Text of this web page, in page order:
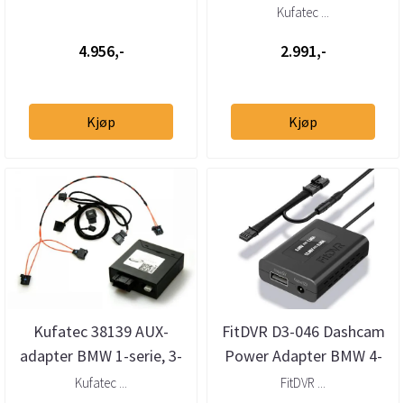
4.956,-
Kjøp
E-serie m/iDrive
Kufatec ...
2.991,-
Kjøp
Kufatec 38139 AUX-
adapter BMW 1-serie, 3-
serie, 5-serie, 6-serie, X1,
Kufatec ...
FitDVR D3-046 Dashcam
Power Adapter BMW 4-
pin
FitDVR ...